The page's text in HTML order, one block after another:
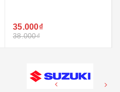
6.000₫
7.500₫